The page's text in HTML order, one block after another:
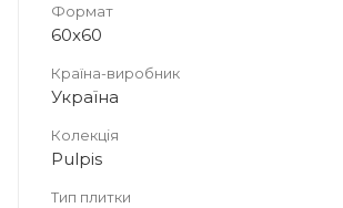
Формат
60x60
Країна-виробник
Україна
Колекція
Pulpis
Тип плитки